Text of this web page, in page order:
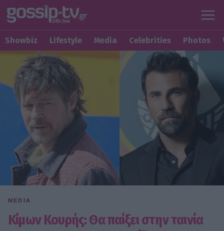
Showbiz Lifestyle Media Celebrities Photos
MEDIA
Κίμων Κουρής: Θα παίξει στην ταινία